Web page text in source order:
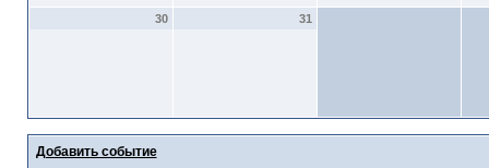
30 31
Добавить событие